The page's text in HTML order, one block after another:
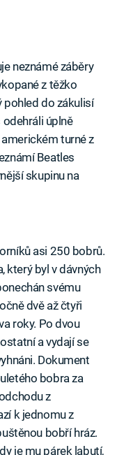
neznámé záběry
z těžko
pohled do zákulisí
odehráli úplně
turné z
Beatles
skupinu na
asi 250 bobrů.
který byl v dávných
svému
dvě až čtyři
roky. Po dvou
a vydají se
Dokument
bobra za
z
k jednomu z
bobří hráz.
je mu párek labutí,